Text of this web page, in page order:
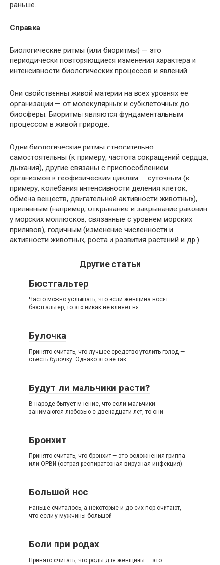
раньше.
Справка
Биологические ритмы (или биоритмы) — это
периодически повторяющиеся изменения характера и
интенсивности биологических процессов и явлений.
Они свойственны живой материи на всех уровнях ее
организации — от молекулярных и субклеточных до
биосферы. Биоритмы являются фундаментальным
процессом в живой природе.
Одни биологические ритмы относительно
самостоятельны (к примеру, частота сокращений сердца,
дыхания), другие связаны с приспособлением
организмов к геофизическим циклам — суточным (к
примеру, колебания интенсивности деления клеток,
обмена веществ, двигательной активности животных),
приливным (например, открывание и закрывание раковин
у морских моллюсков, связанные с уровнем морских
приливов), годичным (изменение численности и
активности животных, роста и развития растений и др.)
Другие статьи
Бюстгальтер
Часто можно услышать, что если женщина носит
бюстгальтер, то это никак не влияет на
Булочка
Принято считать, что лучшее средство утолить голод —
съесть булочку. Однако это не так.
Будут ли мальчики расти?
В народе бытует мнение, что если мальчики
занимаются любовью с двенадцати лет, то они
Бронхит
Принято считать, что бронхит — это осложнения гриппа
или ОРВИ (острая респираторная вирусная инфекция).
Большой нос
Раньше считалось, а некоторые и до сих пор считают,
что если у мужчины большой
Боли при родах
Принято считать, что роды для женщины — это